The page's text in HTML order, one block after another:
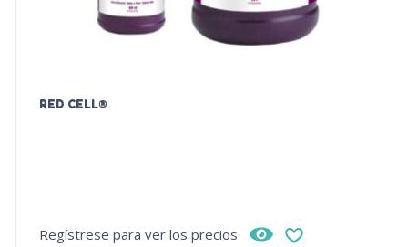
RED CELL®
Regístrese para ver los precios